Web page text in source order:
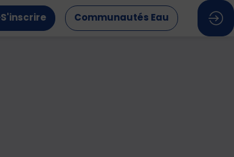
S'inscrire Communautés Eau